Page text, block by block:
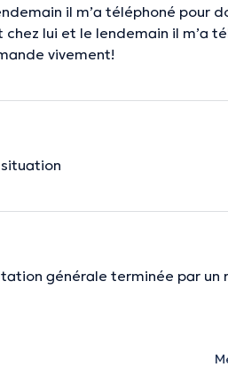
il m’a téléphoné pour
lui et le lendemain il m’a
vivement!
générale terminée par